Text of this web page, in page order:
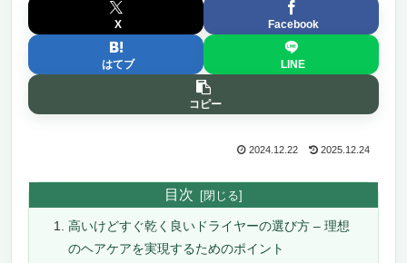
X Facebook
はてブ LINE
コピー
2024.12.22 2025.12.24
目次
高いけどすぐ乾く良いドライヤーの選び方 – 理想
のヘアケアを実現するためのポイント